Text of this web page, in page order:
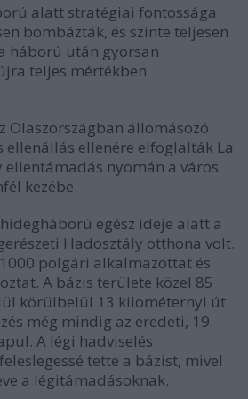
alatt stratégiai fontossága
bombázták, és szinte teljesen
háború után gyorsan
teljes mértékben
Olaszországban állomásozó
ellenállás ellenére elfoglalták La
ellentámadás nyomán a város
kezébe.
egész ideje alatt a
Hadosztály otthona volt.
polgári alkalmazottat és
A bázis területe közel 85
körülbelül 13 kilométernyi út
még mindig az eredeti, 19.
A légi hadviselés
tette a bázist, mivel
a légitámadásoknak.